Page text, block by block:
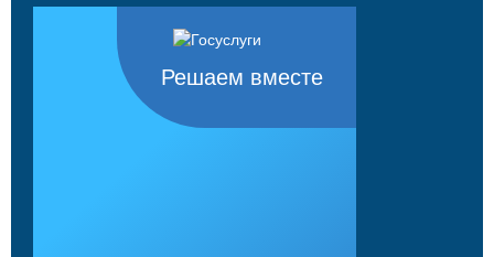
Решаем вместе